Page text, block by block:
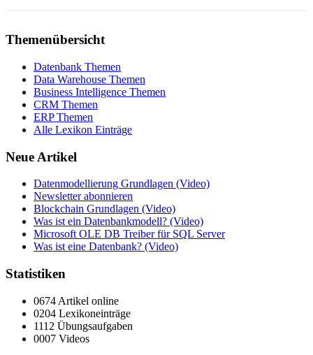
Themenübersicht
Datenbank Themen
Data Warehouse Themen
Business Intelligence Themen
CRM Themen
ERP Themen
Alle Lexikon Einträge
Neue Artikel
Datenmodellierung Grundlagen (Video)
Newsletter abonnieren
Blockchain Grundlagen (Video)
Was ist ein Datenbankmodell? (Video)
Microsoft OLE DB Treiber für SQL Server
Was ist eine Datenbank? (Video)
Statistiken
0674 Artikel online
0204 Lexikoneinträge
1112 Übungsaufgaben
0007 Videos